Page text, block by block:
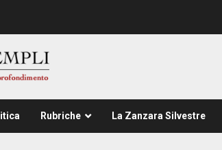
Rubriche La Zanzara Silvestre